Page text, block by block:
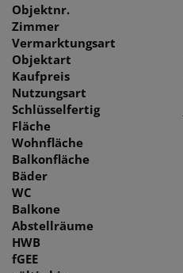
Objektnr.
Zimmer
Vermarktungsart
Objektart
Kaufpreis
Nutzungsart
Schlüsselfertig
Fläche
Wohnfläche
Balkonfläche
Bäder
WC
Balkone
Abstellräume
HWB
fGEE